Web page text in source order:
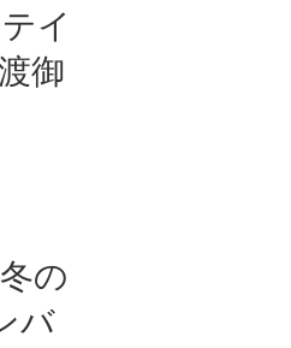
イ
御
の
バ